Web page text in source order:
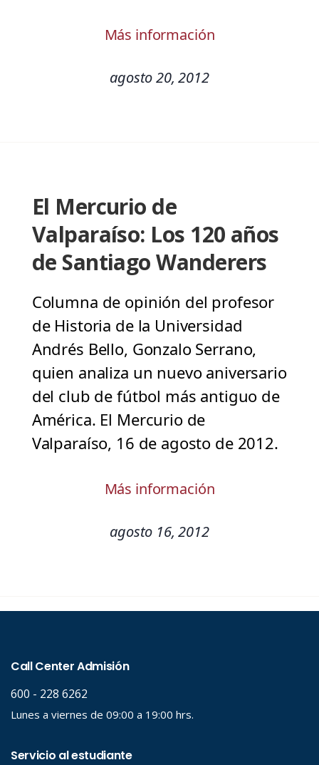
Más información
agosto 20, 2012
El Mercurio de
Valparaíso: Los 120 años
de Santiago Wanderers
Columna de opinión del profesor
de Historia de la Universidad
Andrés Bello, Gonzalo Serrano,
quien analiza un nuevo aniversario
del club de fútbol más antiguo de
América. El Mercurio de
Valparaíso, 16 de agosto de 2012.
Más información
agosto 16, 2012